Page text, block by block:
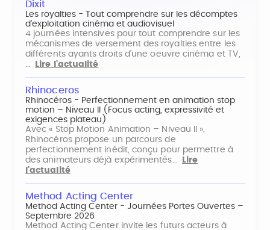
Dixit
Les royalties - Tout comprendre sur les décomptes
d'exploitation cinéma et audiovisuel
4 journées intensives pour tout comprendre sur les
mécanismes de versement des royalties entre les
différents ayants droits d'une oeuvre cinéma et TV,
…
Lire l'actualité
Rhinoceros
Rhinocéros - Perfectionnement en animation stop
motion – Niveau II (Focus acting, expressivité et
exigences plateau)
Avec « Stop Motion Animation – Niveau II »,
Rhinocéros propose un parcours de
perfectionnement inédit, conçu pour permettre à
des animateurs déjà expérimentés…
Lire
l'actualité
Method Acting Center
Method Acting Center - Journées Portes Ouvertes –
Septembre 2026
Method Acting Center invite les futurs acteurs à